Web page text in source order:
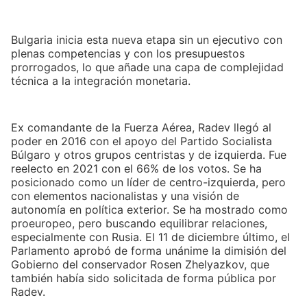
Bulgaria inicia esta nueva etapa sin un ejecutivo con
plenas competencias y con los presupuestos
prorrogados, lo que añade una capa de complejidad
técnica a la integración monetaria.
Ex comandante de la Fuerza Aérea, Radev llegó al
poder en 2016 con el apoyo del Partido Socialista
Búlgaro y otros grupos centristas y de izquierda. Fue
reelecto en 2021 con el 66% de los votos. Se ha
posicionado como un líder de centro-izquierda, pero
con elementos nacionalistas y una visión de
autonomía en política exterior. Se ha mostrado como
proeuropeo, pero buscando equilibrar relaciones,
especialmente con Rusia. El 11 de diciembre último, el
Parlamento aprobó de forma unánime la dimisión del
Gobierno del conservador Rosen Zhelyazkov, que
también había sido solicitada de forma pública por
Radev.